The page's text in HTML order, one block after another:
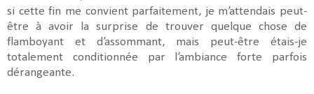
si cette fin me convient parfaitement, je m’attendais peut-
être à avoir la surprise de trouver quelque chose de
flamboyant et d’assommant, mais peut-être étais-je
totalement conditionnée par l’ambiance forte parfois
dérangeante.